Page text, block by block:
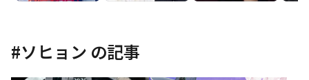
#ソヒョン の記事